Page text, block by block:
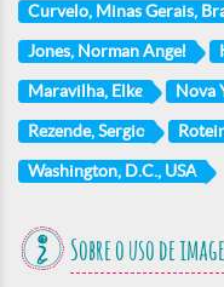
Curvelo, Minas Gerais,
Jones, Norman Angel
Maravilha, Elke Nova
Rezende, Sergio
Washington, D.C., USA
Sobre o uso de